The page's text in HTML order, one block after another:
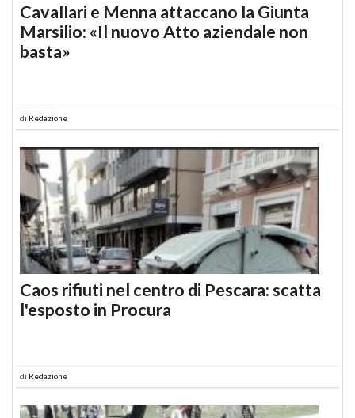
Cavallari e Menna attaccano la Giunta
Marsilio: «Il nuovo Atto aziendale non
basta»
di Redazione
Caos rifiuti nel centro di Pescara: scatta
l'esposto in Procura
di Redazione